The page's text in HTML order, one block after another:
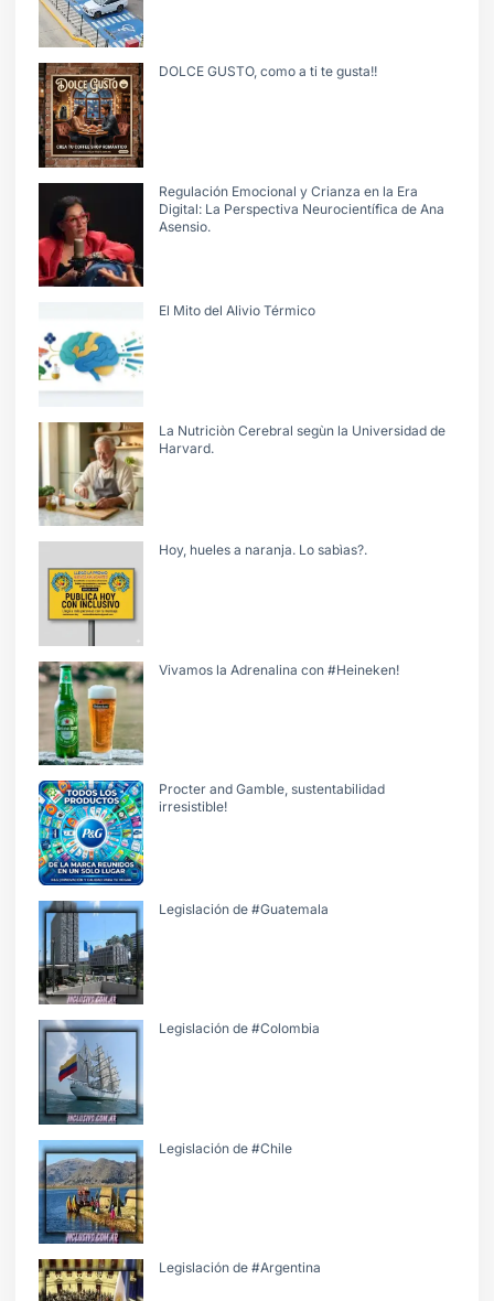
DOLCE GUSTO, como a ti te gusta!!
Regulación Emocional y Crianza en la Era
Digital: La Perspectiva Neurocientífica de Ana
Asensio.
El Mito del Alivio Térmico
La Nutriciòn Cerebral segùn la Universidad de
Harvard.
Hoy, hueles a naranja. Lo sabìas?.
Vivamos la Adrenalina con #Heineken!
Procter and Gamble, sustentabilidad
irresistible!
Legislación de #Guatemala
Legislación de #Colombia
Legislación de #Chile
Legislación de #Argentina